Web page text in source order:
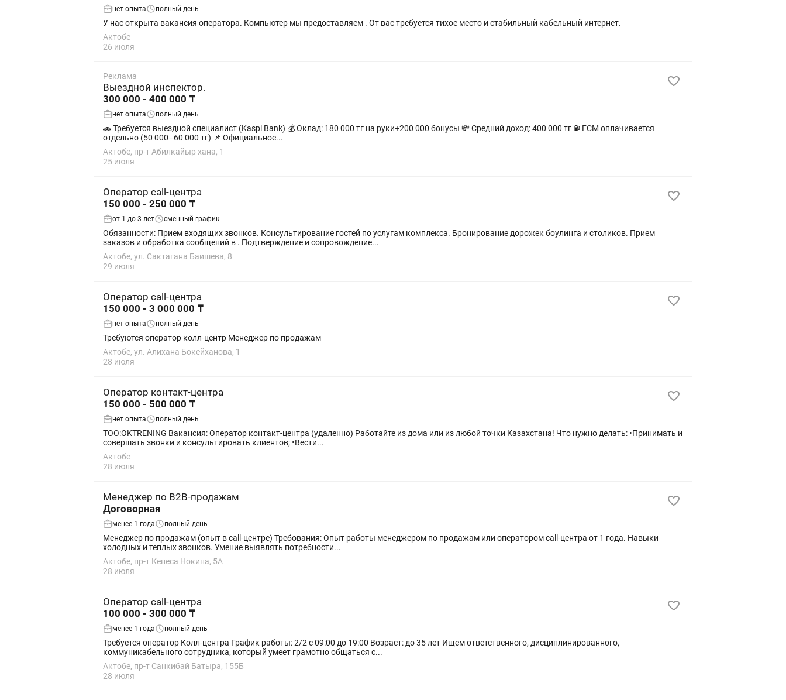
нет опыта полный день
У нас открыта вакансия оператора. Компьютер мы предоставляем . От вас требуется тихое место и стабильный кабельный интернет.
Актобе
26 июля
Реклама
Выездной инспектор.
300 000 - 400 000 ₸
нет опыта полный день
🚗 Требуется выездной специалист (Kaspi Bank) 💰 Оклад: 180 000 тг на руки+200 000 бонусы 💸 Средний доход: 400 000 тг ⛽ ГСМ оплачивается
отдельно (50 000–60 000 тг) 📌 Официальное...
Актобе, пр-т Абилкайыр хана, 1
25 июля
Оператор call-центра
150 000 - 250 000 ₸
от 1 до 3 лет сменный график
Обязанности: Прием входящих звонков. Консультирование гостей по услугам комплекса. Бронирование дорожек боулинга и столиков. Прием
заказов и обработка сообщений в . Подтверждение и сопровождение...
Актобе, ул. Сактагана Баишева, 8
29 июля
Оператор call-центра
150 000 - 3 000 000 ₸
нет опыта полный день
Требуются оператор колл-центр Менеджер по продажам
Актобе, ул. Алихана Бокейханова, 1
28 июля
Оператор контакт-центра
150 000 - 500 000 ₸
нет опыта полный день
TOO:OKTRENING Вакансия: Оператор контакт-центра (удаленно) Работайте из дома или из любой точки Казахстана! Что нужно делать: •Принимать и
совершать звонки и консультировать клиентов; •Вести...
Актобе
28 июля
Менеджер по B2B-продажам
Договорная
менее 1 года полный день
Менеджер по продажам (опыт в call-центре) Требования: Опыт работы менеджером по продажам или оператором call-центра от 1 года. Навыки
холодных и теплых звонков. Умение выявлять потребности...
Актобе, пр-т Кенеса Нокина, 5А
28 июля
Оператор call-центра
100 000 - 300 000 ₸
менее 1 года полный день
Требуется оператор Колл-центра График работы: 2/2 с 09:00 до 19:00 Возраст: до 35 лет Ищем ответственного, дисциплинированного,
коммуникабельного сотрудника, который умеет грамотно общаться с...
Актобе, пр-т Санкибай Батыра, 155Б
28 июля